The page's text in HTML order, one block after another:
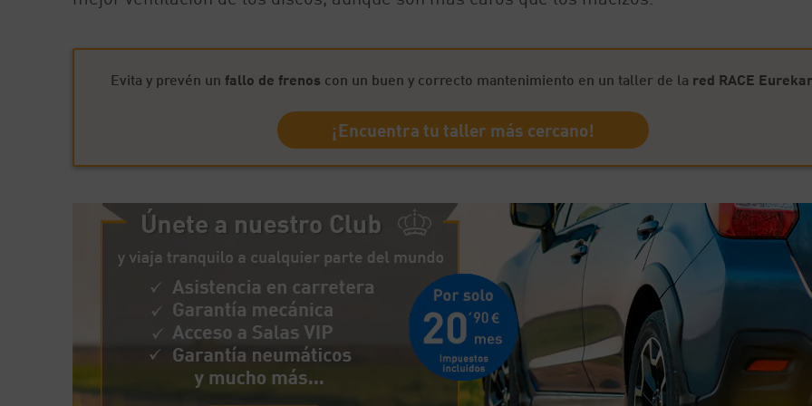
Evita y prevén un fallo de frenos con un buen y correcto mantenimiento en un taller de la red RACE
¡Encuentra tu taller más cercano!